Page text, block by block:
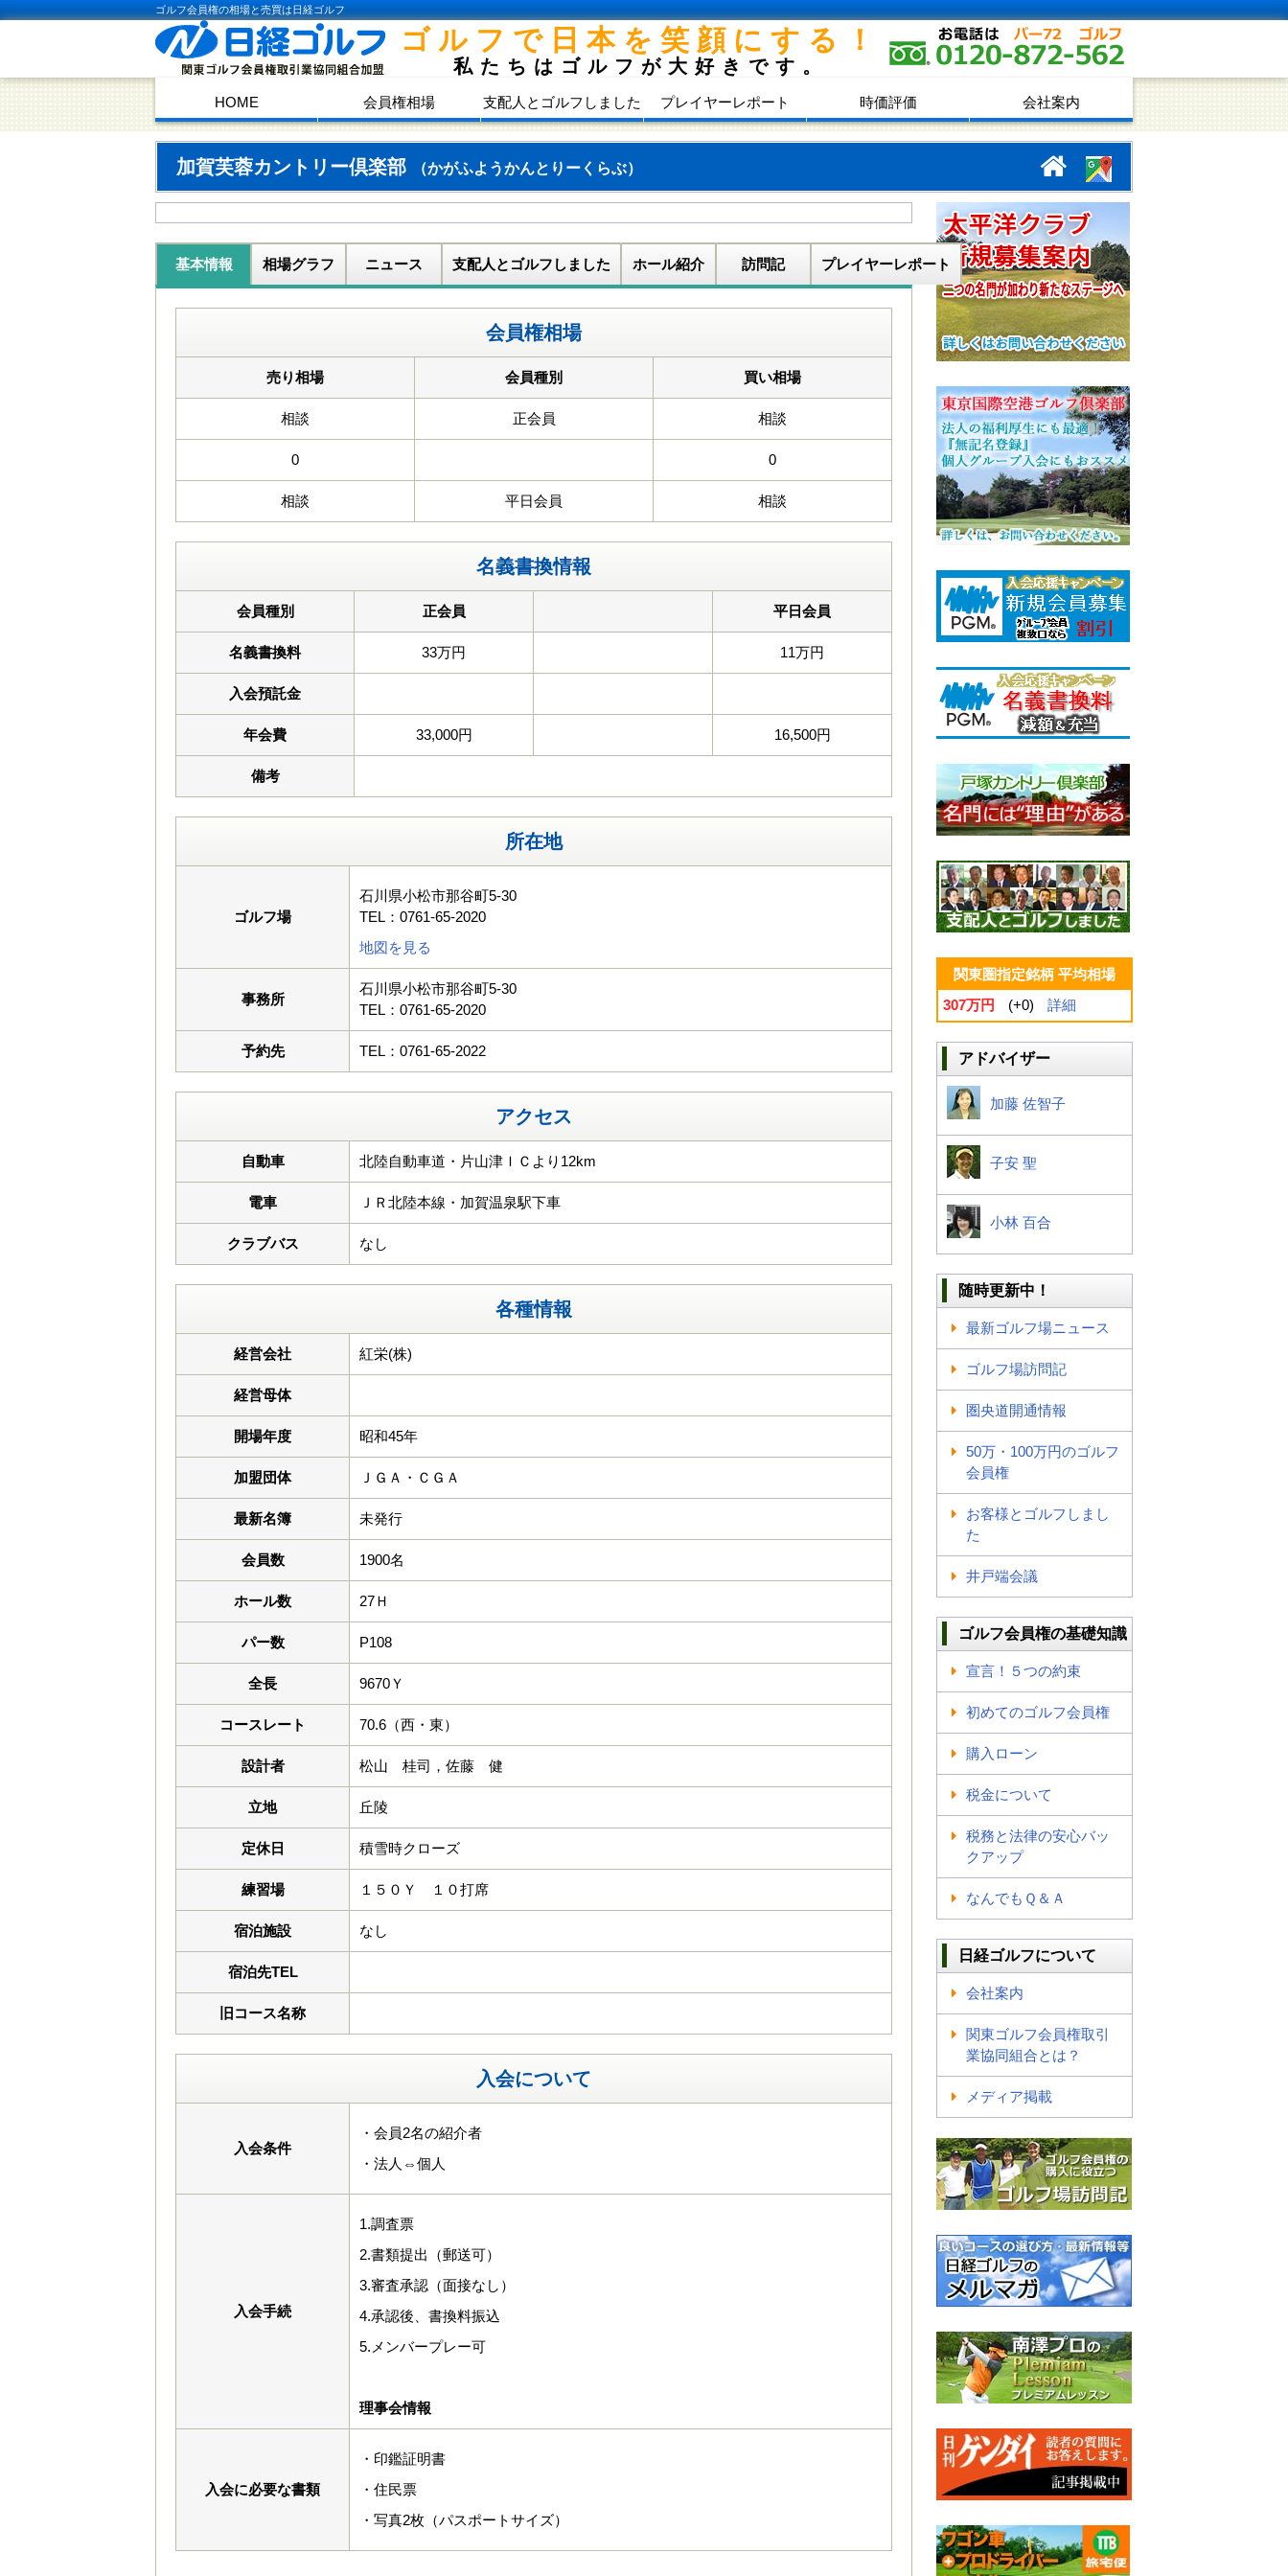
ゴルフ会員権の相場と売買は日経ゴルフ
ゴルフで日本を笑顔にする！
私たちはゴルフが大好きです。
HOME 会員権相場 支配人とゴルフしました プレイヤーレポート 時価評価 会社案内
加賀芙蓉カントリー倶楽部 （かがふようかんとりーくらぶ）
基本情報 相場グラフ ニュース 支配人とゴルフしました ホール紹介 訪問記 プレイヤーレポート
会員権相場
売り相場 会員種別 買い相場
相談 正会員 相談
0 0
相談 平日会員 相談
名義書換情報
会員種別 正会員 平日会員
名義書換料 33万円 11万円
入会預託金
年会費 33,000円 16,500円
備考
所在地
ゴルフ場
石川県小松市那谷町5-30
TEL：0761-65-2020
地図を見る
事務所
石川県小松市那谷町5-30
TEL：0761-65-2020
予約先 TEL：0761-65-2022
アクセス
自動車 北陸自動車道・片山津ＩＣより12km
電車 ＪＲ北陸本線・加賀温泉駅下車
クラブバス なし
各種情報
経営会社 紅栄(株)
経営母体
開場年度 昭和45年
加盟団体 ＪＧＡ・ＣＧＡ
最新名簿 未発行
会員数 1900名
ホール数 27Ｈ
パー数 P108
全長 9670Ｙ
コースレート 70.6（西・東）
設計者 松山 桂司，佐藤 健
立地 丘陵
定休日 積雪時クローズ
練習場 １５０Ｙ １０打席
宿泊施設 なし
宿泊先TEL
旧コース名称
入会について
入会条件
・会員2名の紹介者
・法人⇔個人
入会手続
1.調査票
2.書類提出（郵送可）
3.審査承認（面接なし）
4.承認後、書換料振込
5.メンバープレー可
理事会情報
入会に必要な書類
・印鑑証明書
・住民票
・写真2枚（パスポートサイズ）
関東圏指定銘柄 平均相場
307万円
(+0) 詳細
アドバイザー
加藤 佐智子
子安 聖
小林 百合
随時更新中！
最新ゴルフ場ニュース
ゴルフ場訪問記
圏央道開通情報
50万・100万円のゴルフ
会員権
お客様とゴルフしまし
た
井戸端会議
ゴルフ会員権の基礎知識
宣言！５つの約束
初めてのゴルフ会員権
購入ローン
税金について
税務と法律の安心バッ
クアップ
なんでもＱ＆Ａ
日経ゴルフについて
会社案内
関東ゴルフ会員権取引
業協同組合とは？
メディア掲載